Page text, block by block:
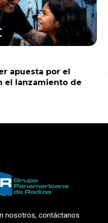
apuesta por el
el lanzamiento de
nosotros, contáctanos